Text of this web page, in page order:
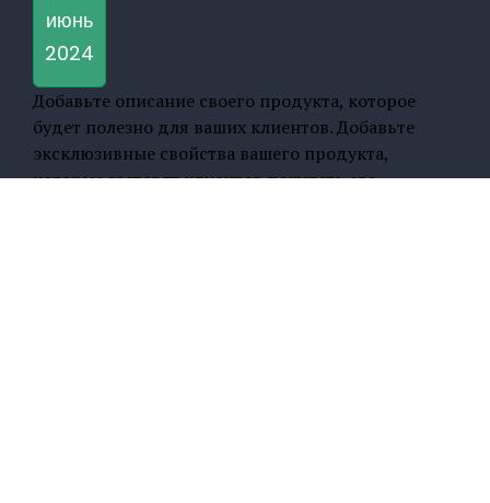
июнь
2024
Добавьте описание своего продукта, которое
будет полезно для ваших клиентов. Добавьте
эксклюзивные свойства вашего продукта,
которые заставят клиентов покупать его.